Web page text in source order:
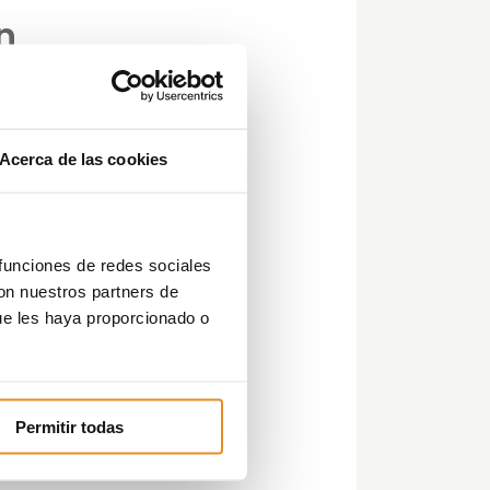
Acerca de las cookies
de redes sociales
nuestros partners de
les haya proporcionado o
Permitir todas
a